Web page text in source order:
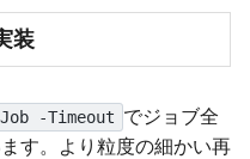
装
-Timeout でジョブ全
す。より粒度の細かい再